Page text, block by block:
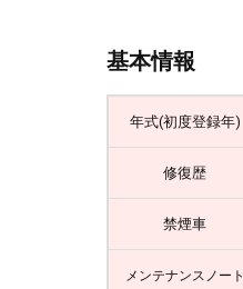
基本情報
年式(初度登録年)
修復歴
禁煙車
メンテナンスノート